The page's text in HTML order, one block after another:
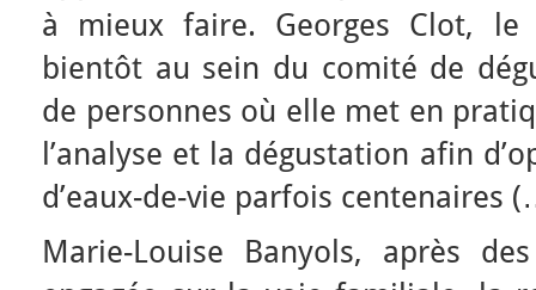
à mieux faire. Georges Clot, le
bientôt au sein du comité de
de personnes où elle met en
l’analyse et la dégustation afin
d’eaux-de-vie parfois centenaires
Marie-Louise Banyols, après